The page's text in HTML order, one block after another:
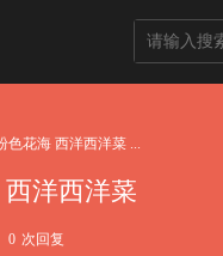
色花海 西洋西洋菜 ...
洋西洋菜
0 次回复